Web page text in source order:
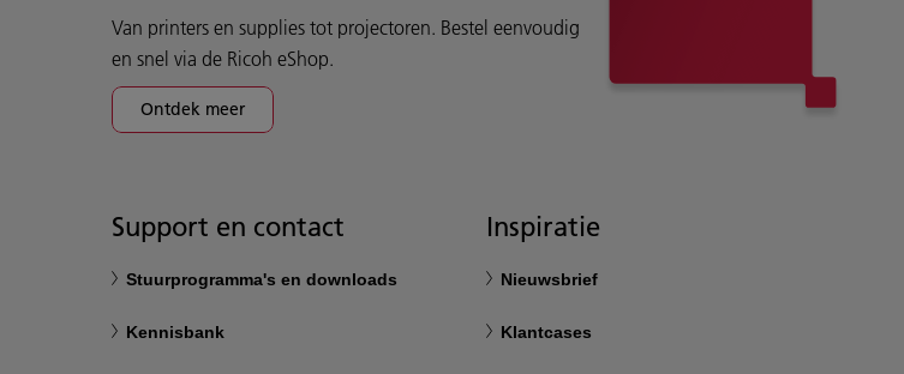
Van printers en supplies tot projectoren. Bestel eenvoudig
en snel via de Ricoh eShop.
Ontdek meer
Support en contact
Stuurprogramma's en downloads
Kennisbank
Inspiratie
Nieuwsbrief
Klantcases